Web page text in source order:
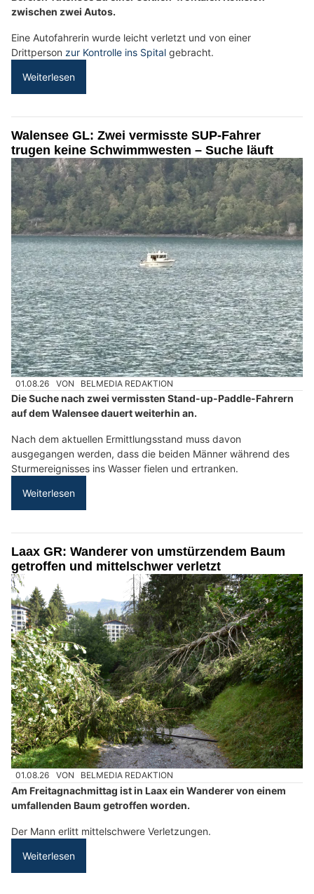
zwischen zwei Autos.
Eine Autofahrerin wurde leicht verletzt und von einer
Drittperson zur Kontrolle ins Spital gebracht.
Weiterlesen
Walensee GL: Zwei vermisste SUP-Fahrer
trugen keine Schwimmwesten – Suche läuft
01.08.26 VON BELMEDIA REDAKTION
Die Suche nach zwei vermissten Stand-up-Paddle-Fahrern
auf dem Walensee dauert weiterhin an.
Nach dem aktuellen Ermittlungsstand muss davon
ausgegangen werden, dass die beiden Männer während des
Sturmereignisses ins Wasser fielen und ertranken.
Weiterlesen
Laax GR: Wanderer von umstürzendem Baum
getroffen und mittelschwer verletzt
01.08.26 VON BELMEDIA REDAKTION
Am Freitagnachmittag ist in Laax ein Wanderer von einem
umfallenden Baum getroffen worden.
Der Mann erlitt mittelschwere Verletzungen.
Weiterlesen